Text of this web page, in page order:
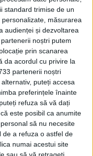
standard trimise de un
măsurarea
audienței și dezvoltarea
noștri putem
prin scanarea
da acordul cu privire la
partenerii noștri
puteți accesa
preferințele înainte
refuza să vă dați
este posibil ca anumite
să nu necesite
de a refuza o astfel de
numai acestui site
Hallier
INVITĂM SĂ NE URMĂRIȚI
primele aparate